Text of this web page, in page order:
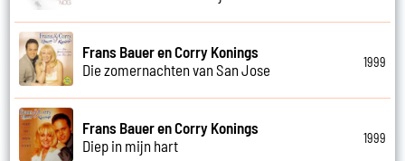
Frans Bauer en Corry Konings
Die zomernachten van San Jose
1999
Frans Bauer en Corry Konings
Diep in mijn hart
1999